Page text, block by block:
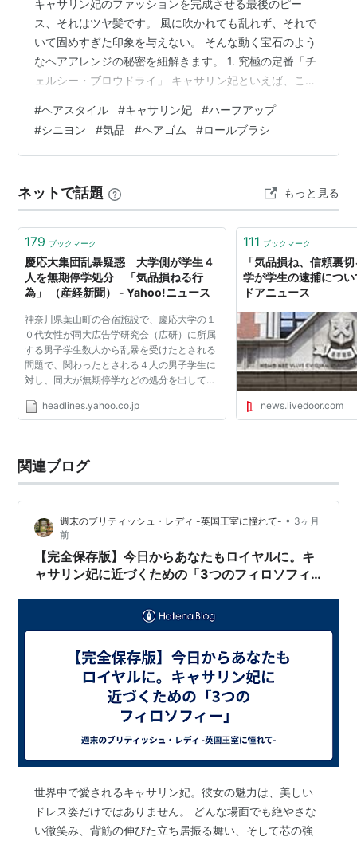
キャサリン妃のファッションを完成させる最後のピー
ス、それはツヤ髪です。 風に吹かれても乱れず、それで
いて固めすぎた印象を与えない。 そんな動く宝石のよう
なヘアアレンジの秘密を紐解きます。 1. 究極の定番「チ
ェルシー・ブロウドライ」 キャサリン妃といえば、この
ったボリュームと、毛先の大きなカール。 キャサリン妃
風のコツ： 「面」のツヤを出す： オイルやバームでパサ
つきを抑え、鏡のようなツヤ（天使の輪）を作ります。
るく、知的な印象に見せます。 2. 知的で華やか「ハーフ
アップ・スタイル」 …
#ヘアスタイル​ #キャサリン妃 #ハーフアップ
#シニヨン #気品 #ヘアゴム #ロールブラシ
ネットで話題 もっと見る
179 ブックマーク
慶応大集団乱暴疑惑 大学側が学生４
人を無期停学処分 「気品損ねる行
為」 （産経新聞） - Yahoo!ニュース
神奈川県葉山町の合宿施設で、慶応大学の１
０代女性が同大広告学研究会（広研）に所属
する男子学生数人から乱暴を受けたとされる
問題で、関わったとされる４人の男子学生に
対し、同大が無期停学などの処分を出してい
たことが４日、分かった。処分は３日付。 問
題をめぐっては、未成年者に飲酒を強要して
headlines.yahoo.co.jp
111 ブックマーク
「気品損ね、信頼裏
学が学生の逮捕につ
ドアニュース
news.livedoor.com
関連ブログ
週末のブリティッシュ・レディ -英国王室に憧れて- • 3ヶ月
前
【完全保存版】今日からあなたもロイヤルに。キ
ャサリン妃に近づくための「3つのフィロソフィ
世界中で愛されるキャサリン妃。彼女の魅力は、美しい
ドレス姿だけではありません。 どんな場面でも絶やさな
い微笑み、背筋の伸びた立ち居振る舞い、そして芯の強